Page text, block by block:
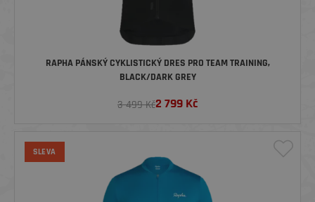
RAPHA PÁNSKÝ CYKLISTICKÝ DRES PRO TEAM TRAINING,
BLACK/DARK GREY
3 499 Kč2 799 Kč
SLEVA